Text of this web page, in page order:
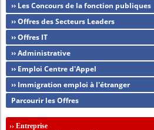
›› Les Concours de la fonction publiques
›› Offres des Secteurs Leaders
›› Offres IT
›› Administrative
›› Emploi Centre d'Appel
›› Immigration emploi à l'étranger
Parcourir les Offres
››Entreprise